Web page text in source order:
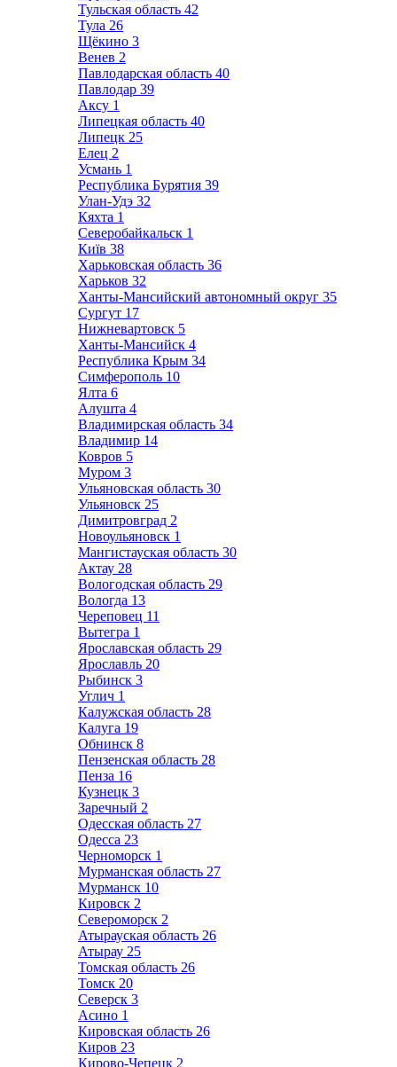
Тульская область 42
Тула 26
Щёкино 3
Венев 2
Павлодарская область 40
Павлодар 39
Аксу 1
Липецкая область 40
Липецк 25
Елец 2
Усмань 1
Республика Бурятия 39
Улан-Удэ 32
Кяхта 1
Северобайкальск 1
Київ 38
Харьковская область 36
Харьков 32
Ханты-Мансийский автономный округ 35
Сургут 17
Нижневартовск 5
Ханты-Мансийск 4
Республика Крым 34
Симферополь 10
Ялта 6
Алушта 4
Владимирская область 34
Владимир 14
Ковров 5
Муром 3
Ульяновская область 30
Ульяновск 25
Димитровград 2
Новоульяновск 1
Мангистауская область 30
Актау 28
Вологодская область 29
Вологда 13
Череповец 11
Вытегра 1
Ярославская область 29
Ярославль 20
Рыбинск 3
Углич 1
Калужская область 28
Калуга 19
Обнинск 8
Пензенская область 28
Пенза 16
Кузнецк 3
Заречный 2
Одесская область 27
Одесса 23
Черноморск 1
Мурманская область 27
Мурманск 10
Кировск 2
Североморск 2
Атырауская область 26
Атырау 25
Томская область 26
Томск 20
Северск 3
Асино 1
Кировская область 26
Киров 23
Кирово-Чепецк 2